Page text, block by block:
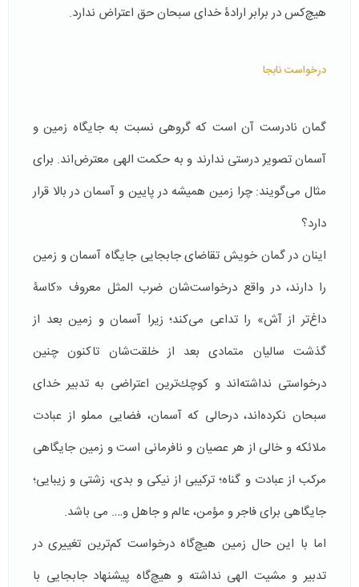
هیچ‌كس در برابر ارادۀ خدای سبحان حق اعتراض ندارد.
درخواست نابجا
گمان نادرست آن است كه گروهی نسبت به جایگاه زمین و
آسمان تصویر درستی ندارند و به حكمت الهی معترض‌اند. برای
مثال می‌گویند: چرا زمین همیشه در پایین و آسمان در بالا قرار
دارد؟
اینان در گمان خویش تقاضای جابجایی جایگاه آسمان و زمین
را دارند، در واقع درخواست‌شان ضرب المثل معروف «کاسۀ
داغ‌تر از آش» را تداعی می‌كند؛ زیرا آسمان و زمین بعد از
گذشت سالیان متمادی بعد از خلقت‌شان تاكنون چنین
درخواستی نداشته‌اند و كوچك‌ترین اعتراضی به تدبیر خدای
سبحان نكرده‌اند، درحالی كه آسمان، فضایی مملو از عبادت
ملائکه و خالی از هر عصیان و نافرمانی است و زمین جایگاهی
مركب از عبادت و گناه؛ تركیبی از نیكی و بدی، زشتی و زیبایی؛
جایگاهی برای فاجر و مؤمن، عالم و جاهل و…. می باشد.
اما با این حال زمین هیچ‌گاه درخواست كم‌ترین تغییری در
تدبیر و مشیت الهی نداشته و هیچ‌گاه پیشنهاد جابجایی با